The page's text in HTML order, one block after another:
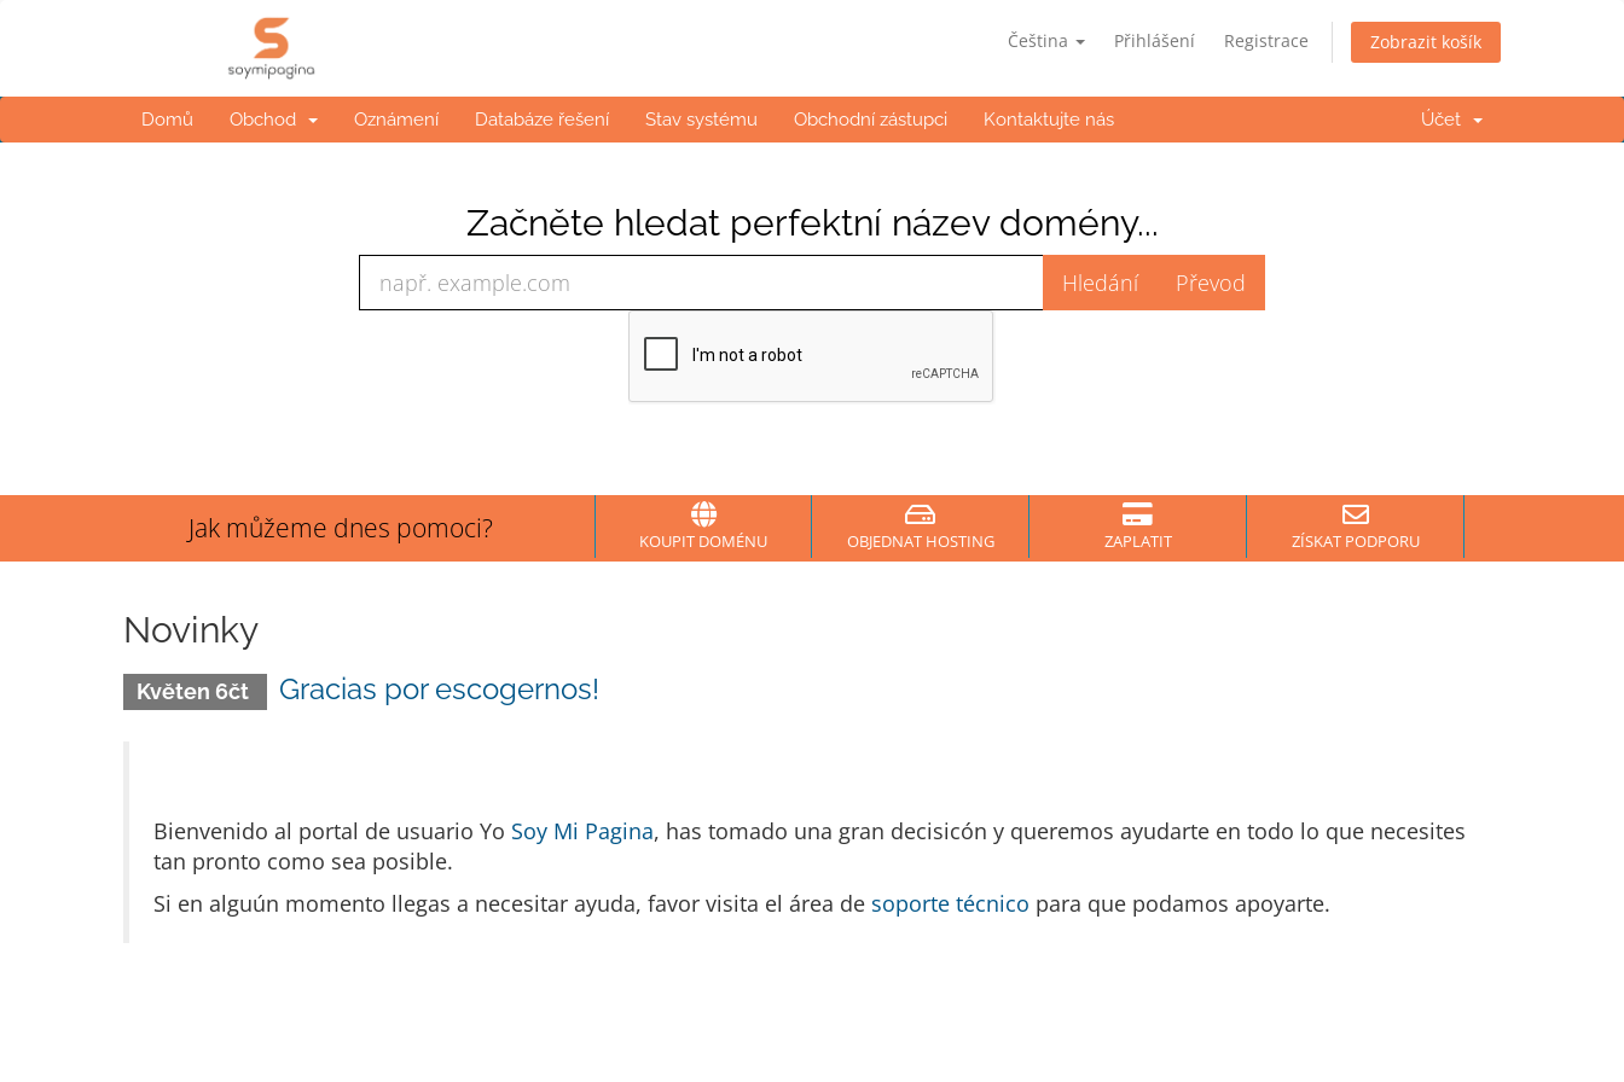
Čeština Přihlášení Registrace Zobrazit košík
Domů Obchod Oznámení Databáze řešení Stav systému Obchodní zástupci Kontaktujte nás Účet
Začněte hledat perfektní název domény...
Jak můžeme dnes pomoci? KOUPIT DOMÉNU OBJEDNAT HOSTING ZAPLATIT ZÍSKAT PODPORU
Novinky
Květen 6čt Gracias por escogernos!
Bienvenido al portal de usuario Yo Soy Mi Pagina, has tomado una gran decisicón y queremos ayudarte en todo lo que necesites
tan pronto como sea posible.
Si en alguún momento llegas a necesitar ayuda, favor visita el área de soporte técnico para que podamos apoyarte.